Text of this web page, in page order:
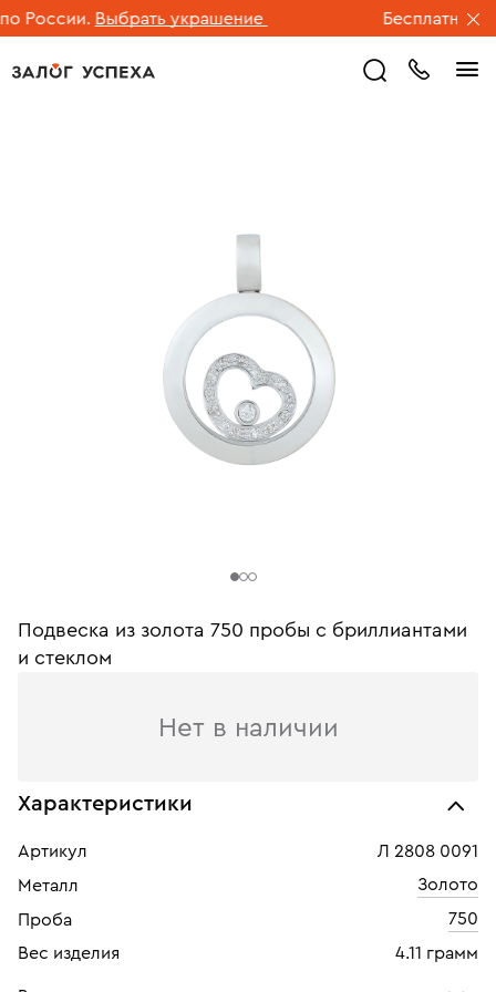
России. Выбрать украшение Бесплатная
Подвеска из золота 750 пробы c бриллиантами
и стеклом
Нет в наличии
Характеристики
Артикул
Л 2808 0091
Металл
Золото
Проба
750
Вес изделия
4.11 грамм